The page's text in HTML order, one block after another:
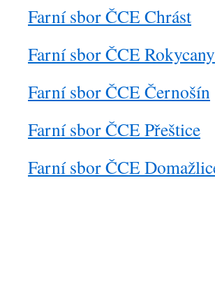
Farní sbor ČCE Chrást
Farní sbor ČCE Rokycany
Farní sbor ČCE Černošín
Farní sbor ČCE Přeštice
Farní sbor ČCE